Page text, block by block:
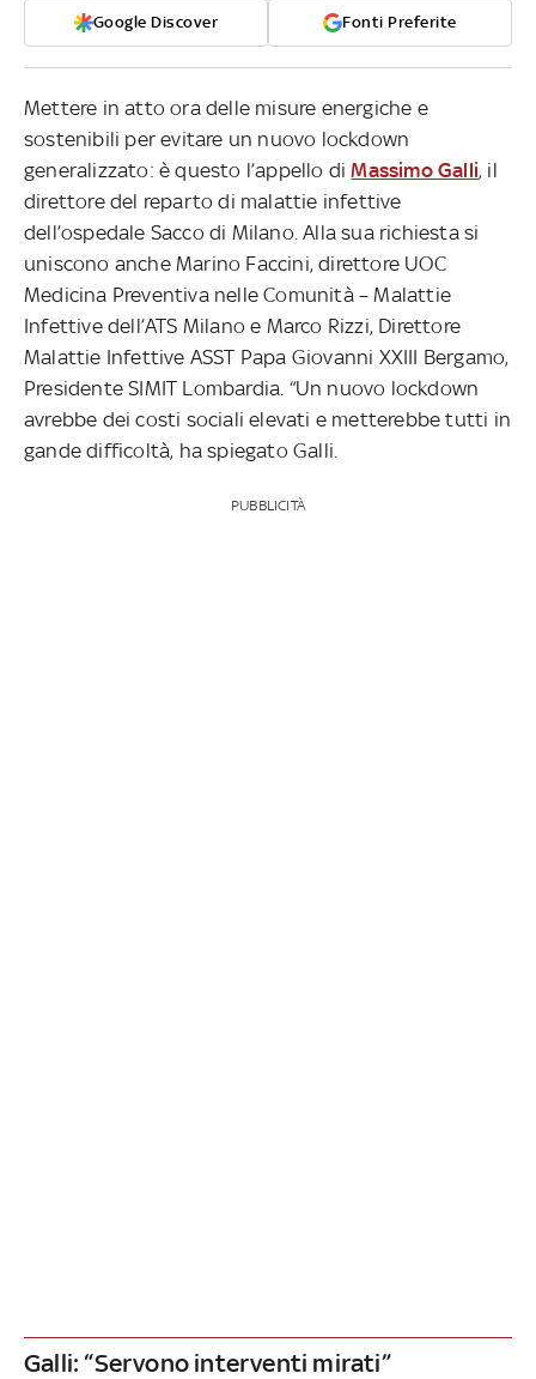
Google Discover Fonti Preferite
Mettere in atto ora delle misure energiche e
sostenibili per evitare un nuovo lockdown
generalizzato: è questo l’appello diMassimo Galli, il
direttore del reparto di malattie infettive
dell’ospedale Sacco di Milano. Alla sua richiesta si
uniscono anche Marino Faccini, direttore UOC
Medicina Preventiva nelle Comunità – Malattie
Infettive dell’ATS Milano e Marco Rizzi, Direttore
Malattie Infettive ASST Papa Giovanni XXIII Bergamo,
Presidente SIMIT Lombardia. “Un nuovo lockdown
avrebbe dei costi sociali elevati e metterebbe tutti in
gande difficoltà, ha spiegato Galli.
PUBBLICITÀ
Galli: “Servono interventi mirati”